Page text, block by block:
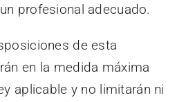
profesional adecuado.
de esta
en la medida máxima
aplicable y no limitarán ni